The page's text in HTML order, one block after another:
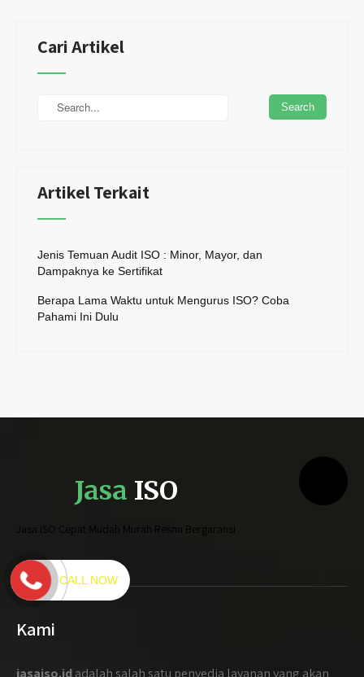
Cari Artikel
Artikel Terkait
Jenis Temuan Audit ISO : Minor, Mayor, dan
Dampaknya ke Sertifikat
Berapa Lama Waktu untuk Mengurus ISO? Coba
Pahami Ini Dulu
Jasa ISO
Jasa ISO Cepat Mudah Murah Resmi Bergaransi
Kami
CALL NOW